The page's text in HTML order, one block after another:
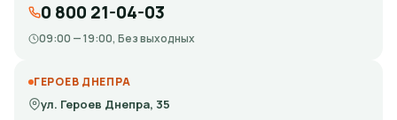
0 800 21-04-03
09:00 — 19:00, Без выходных
ГЕРОЕВ ДНЕПРА
ул. Героев Днепра, 35